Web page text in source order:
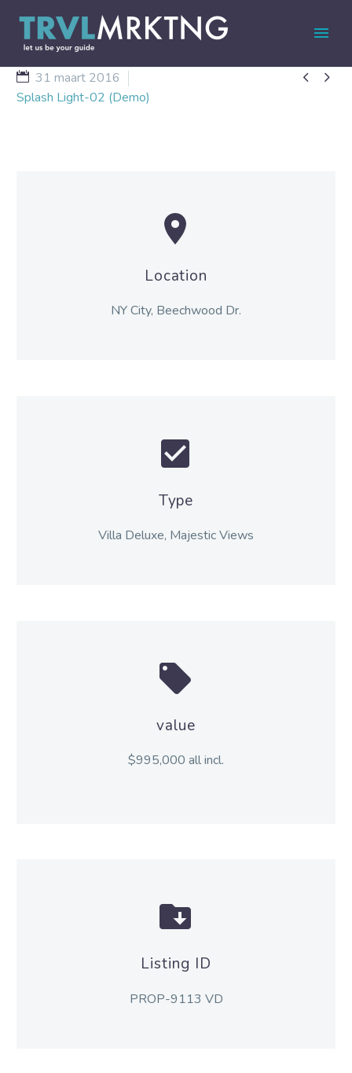
 
31 maart 2016
Splash Light-02 (Demo)


Location
NY City, Beechwood Dr.


Type
Villa Deluxe, Majestic Views


value
$995,000 all incl.


Listing ID
PROP-9113 VD